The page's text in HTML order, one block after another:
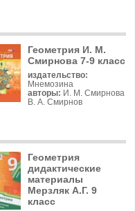
Геометрия И. М.
Смирнова 7-9 класс
издательство:
Мнемозина
авторы: И. М. Смирнова
В. А. Смирнов
Геометрия
дидактические
материалы
Мерзляк А.Г. 9
класс